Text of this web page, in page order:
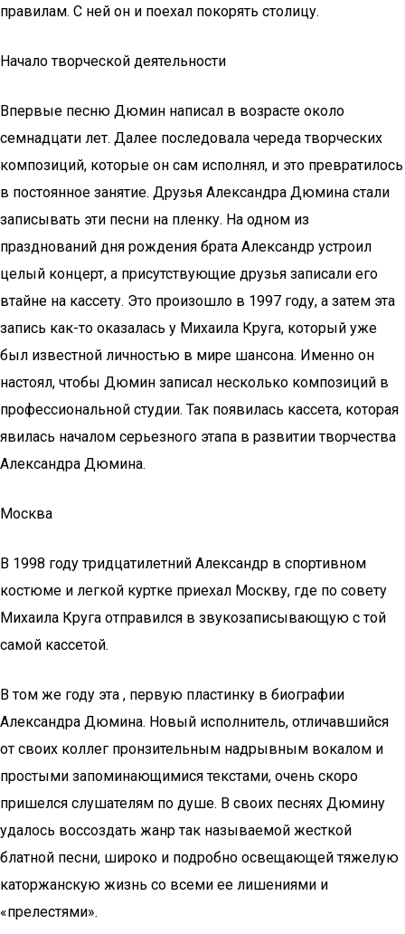
правилам. С ней он и поехал покорять столицу.
Начало творческой деятельности
Впервые песню Дюмин написал в возрасте около
семнадцати лет. Далее последовала череда творческих
композиций, которые он сам исполнял, и это превратилось
в постоянное занятие. Друзья Александра Дюмина стали
записывать эти песни на пленку. На одном из
празднований дня рождения брата Александр устроил
целый концерт, а присутствующие друзья записали его
втайне на кассету. Это произошло в 1997 году, а затем эта
запись как-то оказалась у Михаила Круга, который уже
был известной личностью в мире шансона. Именно он
настоял, чтобы Дюмин записал несколько композиций в
профессиональной студии. Так появилась кассета, которая
явилась началом серьезного этапа в развитии творчества
Александра Дюмина.
Москва
В 1998 году тридцатилетний Александр в спортивном
костюме и легкой куртке приехал Москву, где по совету
Михаила Круга отправился в звукозаписывающую с той
самой кассетой.
В том же году эта , первую пластинку в биографии
Александра Дюмина. Новый исполнитель, отличавшийся
от своих коллег пронзительным надрывным вокалом и
простыми запоминающимися текстами, очень скоро
пришелся слушателям по душе. В своих песнях Дюмину
удалось воссоздать жанр так называемой жесткой
блатной песни, широко и подробно освещающей тяжелую
каторжанскую жизнь со всеми ее лишениями и
«прелестями».